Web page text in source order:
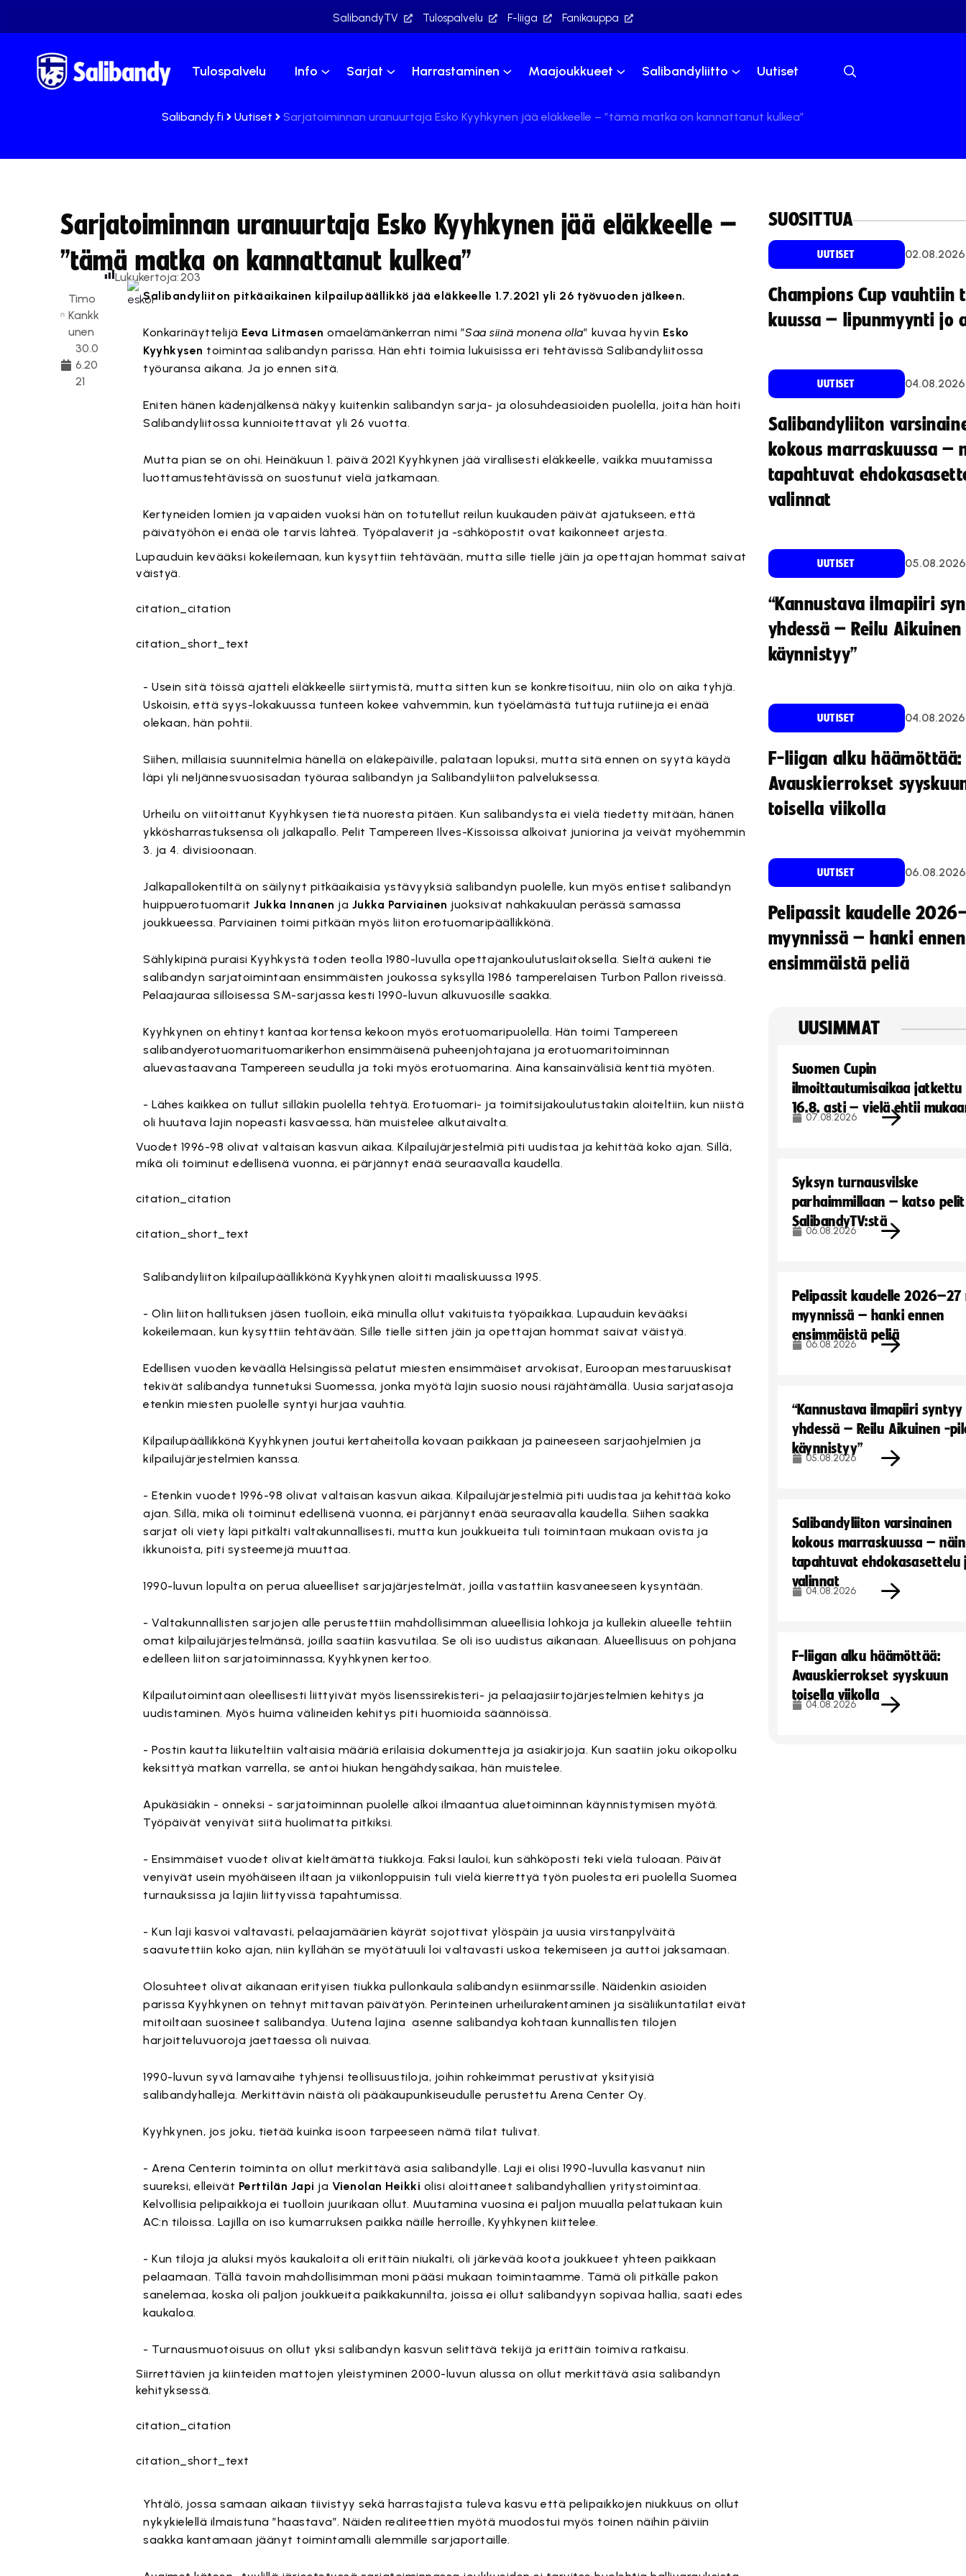
SalibandyTV Tulospalvelu F-liiga Fanikauppa
Tulospalvelu Info Sarjat Harrastaminen Maajoukkueet Salibandyliitto Uutiset
Salibandy.fi Uutiset Sarjatoiminnan uranuurtaja Esko Kyyhkynen jää eläkkeelle – ”tämä matka on kannattanut kulkea”
Sarjatoiminnan uranuurtaja Esko Kyyhkynen jää eläkkeelle –
”tämä matka on kannattanut kulkea”
Timo
Kankk
unen
30.0
6.20
21
Lukukertoja:203
Salibandyliiton pitkäaikainen kilpailupäällikkö jää eläkkeelle 1.7.2021 yli 26 työvuoden jälkeen.
Konkarinäyttelijä Eeva Litmasen omaelämänkerran nimi ”Saa siinä monena olla” kuvaa hyvin Esko
Kyyhkysen toimintaa salibandyn parissa. Hän ehti toimia lukuisissa eri tehtävissä Salibandyliitossa
työuransa aikana. Ja jo ennen sitä.
Eniten hänen kädenjälkensä näkyy kuitenkin salibandyn sarja- ja olosuhdeasioiden puolella, joita hän hoiti
Salibandyliitossa kunnioitettavat yli 26 vuotta.
Mutta pian se on ohi. Heinäkuun 1. päivä 2021 Kyyhkynen jää virallisesti eläkkeelle, vaikka muutamissa
luottamustehtävissä on suostunut vielä jatkamaan.
Kertyneiden lomien ja vapaiden vuoksi hän on totutellut reilun kuukauden päivät ajatukseen, että
päivätyöhön ei enää ole tarvis lähteä. Työpalaverit ja -sähköpostit ovat kaikonneet arjesta.
Lupauduin kevääksi kokeilemaan, kun kysyttiin tehtävään, mutta sille tielle jäin ja opettajan hommat saivat
väistyä.
citation_citation
citation_short_text
- Usein sitä töissä ajatteli eläkkeelle siirtymistä, mutta sitten kun se konkretisoituu, niin olo on aika tyhjä.
Uskoisin, että syys-lokakuussa tunteen kokee vahvemmin, kun työelämästä tuttuja rutiineja ei enää
olekaan, hän pohtii.
Siihen, millaisia suunnitelmia hänellä on eläkepäiville, palataan lopuksi, mutta sitä ennen on syytä käydä
läpi yli neljännesvuosisadan työuraa salibandyn ja Salibandyliiton palveluksessa.
Urheilu on viitoittanut Kyyhkysen tietä nuoresta pitäen. Kun salibandysta ei vielä tiedetty mitään, hänen
ykkösharrastuksensa oli jalkapallo. Pelit Tampereen Ilves-Kissoissa alkoivat juniorina ja veivät myöhemmin
3. ja 4. divisioonaan.
Jalkapallokentiltä on säilynyt pitkäaikaisia ystävyyksiä salibandyn puolelle, kun myös entiset salibandyn
huippuerotuomaritJukka Innanen ja Jukka Parviainen juoksivat nahkakuulan perässä samassa
joukkueessa. Parviainen toimi pitkään myös liiton erotuomaripäällikkönä.
Sählykipinä puraisi Kyyhkystä toden teolla 1980-luvulla opettajankoulutuslaitoksella. Sieltä aukeni tie
salibandyn sarjatoimintaan ensimmäisten joukossa syksyllä 1986 tamperelaisen Turbon Pallon riveissä.
Pelaajauraa silloisessa SM-sarjassa kesti 1990-luvun alkuvuosille saakka.
Kyyhkynen on ehtinyt kantaa kortensa kekoon myös erotuomaripuolella. Hän toimi Tampereen
salibandyerotuomarituomarikerhon ensimmäisenä puheenjohtajana ja erotuomaritoiminnan
aluevastaavana Tampereen seudulla ja toki myös erotuomarina. Aina kansainvälisiä kenttiä myöten.
- Lähes kaikkea on tullut silläkin puolella tehtyä. Erotuomari- ja toimitsijakoulutustakin aloiteltiin, kun niistä
oli huutava lajin nopeasti kasvaessa, hän muistelee alkutaivalta.
Vuodet 1996-98 olivat valtaisan kasvun aikaa. Kilpailujärjestelmiä piti uudistaa ja kehittää koko ajan. Sillä,
mikä oli toiminut edellisenä vuonna, ei pärjännyt enää seuraavalla kaudella.
citation_citation
citation_short_text
Salibandyliiton kilpailupäällikkönä Kyyhkynen aloitti maaliskuussa 1995.
- Olin liiton hallituksen jäsen tuolloin, eikä minulla ollut vakituista työpaikkaa. Lupauduin kevääksi
kokeilemaan, kun kysyttiin tehtävään. Sille tielle sitten jäin ja opettajan hommat saivat väistyä.
Edellisen vuoden keväällä Helsingissä pelatut miesten ensimmäiset arvokisat, Euroopan mestaruuskisat
tekivät salibandya tunnetuksi Suomessa, jonka myötä lajin suosio nousi räjähtämällä. Uusia sarjatasoja
etenkin miesten puolelle syntyi hurjaa vauhtia.
Kilpailupäällikkönä Kyyhkynen joutui kertaheitolla kovaan paikkaan ja paineeseen sarjaohjelmien ja
kilpailujärjestelmien kanssa.
- Etenkin vuodet 1996-98 olivat valtaisan kasvun aikaa. Kilpailujärjestelmiä piti uudistaa ja kehittää koko
ajan. Sillä, mikä oli toiminut edellisenä vuonna, ei pärjännyt enää seuraavalla kaudella. Siihen saakka
sarjat oli viety läpi pitkälti valtakunnallisesti, mutta kun joukkueita tuli toimintaan mukaan ovista ja
ikkunoista, piti systeemejä muuttaa.
1990-luvun lopulta on perua alueelliset sarjajärjestelmät, joilla vastattiin kasvaneeseen kysyntään.
- Valtakunnallisten sarjojen alle perustettiin mahdollisimman alueellisia lohkoja ja kullekin alueelle tehtiin
omat kilpailujärjestelmänsä, joilla saatiin kasvutilaa. Se oli iso uudistus aikanaan. Alueellisuus on pohjana
edelleen liiton sarjatoiminnassa, Kyyhkynen kertoo.
Kilpailutoimintaan oleellisesti liittyivät myös lisenssirekisteri- ja pelaajasiirtojärjestelmien kehitys ja
uudistaminen. Myös huima välineiden kehitys piti huomioida säännöissä.
- Postin kautta liikuteltiin valtaisia määriä erilaisia dokumentteja ja asiakirjoja. Kun saatiin joku oikopolku
keksittyä matkan varrella, se antoi hiukan hengähdysaikaa, hän muistelee.
Apukäsiäkin - onneksi - sarjatoiminnan puolelle alkoi ilmaantua aluetoiminnan käynnistymisen myötä.
Työpäivät venyivät siitä huolimatta pitkiksi.
- Ensimmäiset vuodet olivat kieltämättä tiukkoja. Faksi lauloi, kun sähköposti teki vielä tuloaan. Päivät
venyivät usein myöhäiseen iltaan ja viikonloppuisin tuli vielä kierrettyä työn puolesta eri puolella Suomea
turnauksissa ja lajiin liittyvissä tapahtumissa.
- Kun laji kasvoi valtavasti, pelaajamäärien käyrät sojottivat ylöspäin ja uusia virstanpylväitä
saavutettiin koko ajan, niin kyllähän se myötätuuli loi valtavasti uskoa tekemiseen ja auttoi jaksamaan.
Olosuhteet olivat aikanaan erityisen tiukka pullonkaula salibandyn esiinmarssille. Näidenkin asioiden
parissa Kyyhkynen on tehnyt mittavan päivätyön. Perinteinen urheilurakentaminen ja sisäliikuntatilat eivät
mitoiltaan suosineet salibandya. Uutena lajina asenne salibandya kohtaan kunnallisten tilojen
harjoitteluvuoroja jaettaessa oli nuivaa.
1990-luvun syvä lamavaihe tyhjensi teollisuustiloja, joihin rohkeimmat perustivat yksityisiä
salibandyhalleja. Merkittävin näistä oli pääkaupunkiseudulle perustettu Arena Center Oy.
Kyyhkynen, jos joku, tietää kuinka isoon tarpeeseen nämä tilat tulivat.
- Arena Centerin toiminta on ollut merkittävä asia salibandylle. Laji ei olisi 1990-luvulla kasvanut niin
suureksi, elleivät Perttilän Japi ja Vienolan Heikki olisi aloittaneet salibandyhallien yritystoimintaa.
Kelvollisia pelipaikkoja ei tuolloin juurikaan ollut. Muutamina vuosina ei paljon muualla pelattukaan kuin
AC:n tiloissa. Lajilla on iso kumarruksen paikka näille herroille, Kyyhkynen kiittelee.
- Kun tiloja ja aluksi myös kaukaloita oli erittäin niukalti, oli järkevää koota joukkueet yhteen paikkaan
pelaamaan. Tällä tavoin mahdollisimman moni pääsi mukaan toimintaamme. Tämä oli pitkälle pakon
sanelemaa, koska oli paljon joukkueita paikkakunnilta, joissa ei ollut salibandyyn sopivaa hallia, saati edes
kaukaloa.
- Turnausmuotoisuus on ollut yksi salibandyn kasvun selittävä tekijä ja erittäin toimiva ratkaisu.
Siirrettävien ja kiinteiden mattojen yleistyminen 2000-luvun alussa on ollut merkittävä asia salibandyn
kehityksessä.
citation_citation
citation_short_text
Yhtälö, jossa samaan aikaan tiivistyy sekä harrastajista tuleva kasvu että pelipaikkojen niukkuus on ollut
nykykielellä ilmaistuna ”haastava”. Näiden realiteettien myötä muodostui myös toinen näihin päiviin
saakka kantamaan jäänyt toimintamalli alemmille sarjaportaille.
SUOSITTUA
UUTISET 02.08.2026
Champions Cup vauhtiin
kuussa – lipunmyynti jo
UUTISET 04.08.2026
Salibandyliiton
kokous marraskuussa –
tapahtuvat
valinnat
UUTISET 05.08.2026
“Kannustava ilmapiiri
yhdessä – Reilu
käynnistyy”
UUTISET 04.08.2026
F-liigan alku häämöttää:
Avauskierrokset
toisella viikolla
UUTISET 06.08.2026
Pelipassit kaudelle
myynnissä – hanki ennen
ensimmäistä peliä
UUSIMMAT
Suomen Cupin
ilmoittautumisaikaa jatkettu
16.8. asti – vielä ehtii
07.08.2026
Syksyn turnausvilske
parhaimmillaan – katso pelit
SalibandyTV:stä
06.08.2026
Pelipassit kaudelle
myynnissä – hanki ennen
ensimmäistä peliä
06.08.2026
“Kannustava ilmapiiri syntyy
yhdessä – Reilu Aikuinen -
käynnistyy”
05.08.2026
Salibandyliiton varsinainen
kokous marraskuussa – näin
tapahtuvat ehdokasasettelu
valinnat
04.08.2026
F-liigan alku häämöttää:
Avauskierrokset syyskuun
toisella viikolla
04.08.2026